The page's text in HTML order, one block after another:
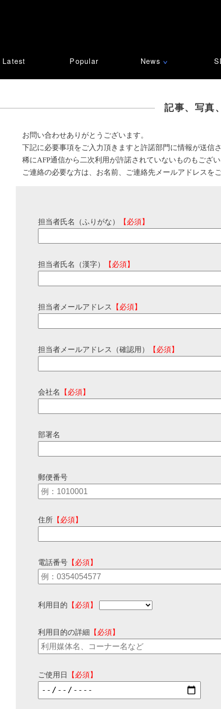
Latest Popular News ∨
記事、写真
お問い合わせありがとうございます。
下記に必要事項をご入力頂きますと許諾部門に情報が送信
稀にAFP通信から二次利用が許諾されていないものもござ
ご連絡の必要な方は、お名前、ご連絡先メールアドレスを
担当者氏名（ふりがな） 【必須】
担当者氏名（漢字） 【必須】
担当者メールアドレス 【必須】
担当者メールアドレス（確認用） 【必須】
会社名 【必須】
部署名
郵便番号
住所 【必須】
電話番号 【必須】
利用目的 【必須】
利用目的の詳細 【必須】
ご使用日 【必須】